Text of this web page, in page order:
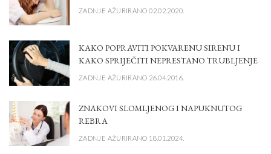
ZADNJE AŽURIRANO 02.02.2020.
KAKO POPRAVITI POKVARENU SIRENU I
KAKO SPRIJEČITI NEPRESTANO TRUBLJENJE
ZADNJE AŽURIRANO 26.04.2016.
ZNAKOVI SLOMLJENOG I NAPUKNUTOG
REBRA
ZADNJE AŽURIRANO 18.01.2024.